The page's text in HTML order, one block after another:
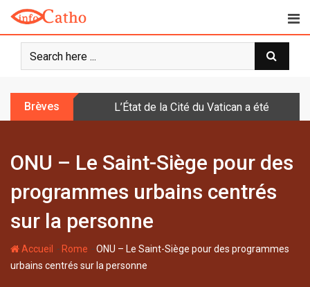
o
Brèves L’État de la Cité du Vatican a été doté
ONU – Le Saint-Siège pour des
programmes urbains centrés
sur la personne
Accueil - Rome -ONU – Le Saint-Siège pour des programmes
urbains centrés sur la personne